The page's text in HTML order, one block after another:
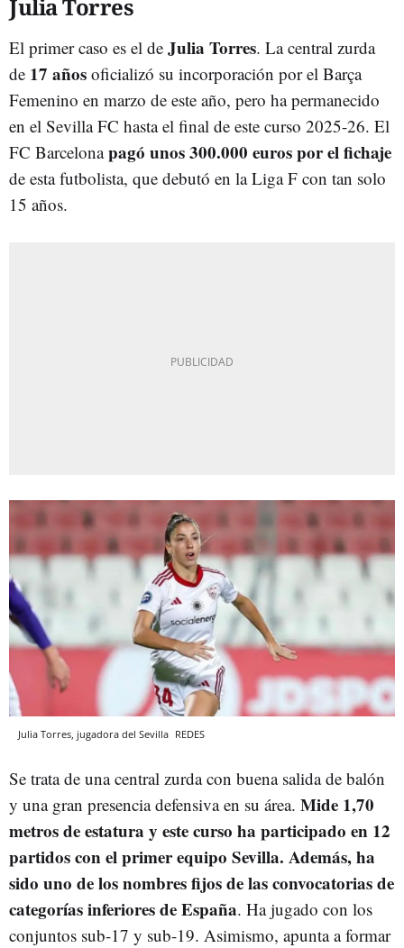
Julia Torres
El primer caso es el de Julia Torres. La central zurda
de 17 años oficializó su incorporación por el Barça
Femenino en marzo de este año, pero ha permanecido
en el Sevilla FC hasta el final de este curso 2025-26. El
FC Barcelonapagó unos 300.000 euros por el fichaje
de esta futbolista, que debutó en la Liga F con tan solo
15 años.
Julia Torres, jugadora del Sevilla REDES
Se trata de una central zurda con buena salida de balón
y una gran presencia defensiva en su área. Mide 1,70
metros de estatura y este curso ha participado en 12
partidos con el primer equipo Sevilla. Además, ha
sido uno de los nombres fijos de las convocatorias de
categorías inferiores de España. Ha jugado con los
conjuntos sub-17 y sub-19. Asimismo, apunta a formar